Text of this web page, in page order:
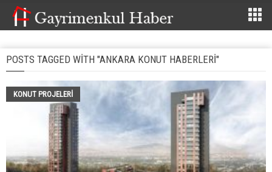
POSTS TAGGED WITH "ANKARA KONUT HABERLERI"
KONUT PROJELERI